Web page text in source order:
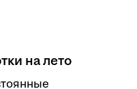
на лето